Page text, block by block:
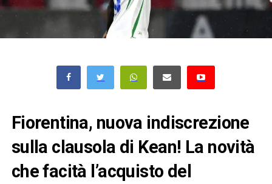
Fiorentina, nuova indiscrezione
sulla clausola di Kean! La novità
che facità l’acquisto del